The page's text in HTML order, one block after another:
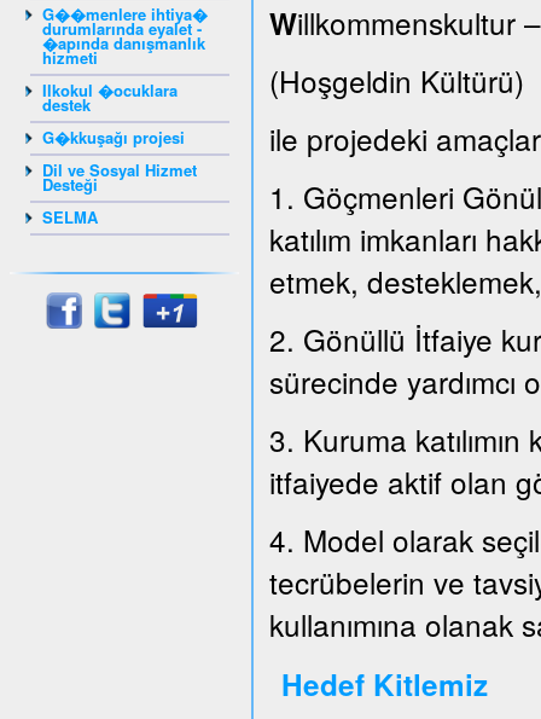
G��menlere ihtiya�
durumlarında eyalet -
�apında danışmanlık
hizmeti
Ilkokul �ocuklara
destek
G�kkuşağı projesi
Dil ve Sosyal Hizmet
Desteği
SELMA
Willkommenskultur
(Hoşgeldin
ile projedeki
1. Göçmenleri
katılım imkanları
etmek, desteklemek,
2. Gönüllü İtfaiye
sürecinde
3. Kuruma katılımın
itfaiyede aktif olan
4. Model olarak
tecrübelerin ve
kullanımına olanak
Hedef Kitlemiz